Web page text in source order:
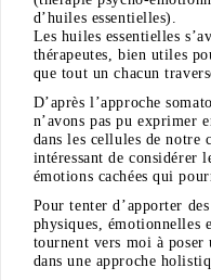
d’huiles essentielles).
Les huiles essentielles
thérapeutes, bien utiles
que tout un chacun
D’après l’approche
n’avons pas pu exprimer
dans les cellules de notre
intéressant de considérer
émotions cachées qui
Pour tenter d’apporter
physiques, émotionnelles
tournent vers moi à poser
dans une approche